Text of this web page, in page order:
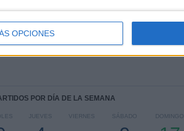
OPCIONES
POR DÍA DE LA SEMANA
JUEVES VIERNES SÁBADO DOMINGO